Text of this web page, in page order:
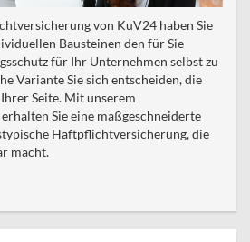
von KuV24 haben Sie
Bausteinen den für Sie
für Ihr Unternehmen selbst zu
Variante Sie sich entscheiden, die
Seite. Mit unserem
Sie eine maßgeschneiderte
Haftpflichtversicherung, die
macht.